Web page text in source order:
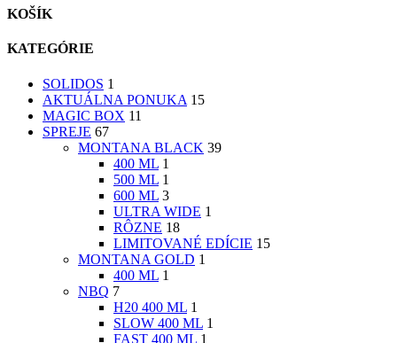
KOŠÍK
KATEGÓRIE
SOLIDOS 1
AKTUÁLNA PONUKA 15
MAGIC BOX 11
SPREJE 67
MONTANA BLACK 39
400 ML 1
500 ML 1
600 ML 3
ULTRA WIDE 1
RÔZNE 18
LIMITOVANÉ EDÍCIE 15
MONTANA GOLD 1
400 ML 1
NBQ 7
H20 400 ML 1
SLOW 400 ML 1
FAST 400 ML 1